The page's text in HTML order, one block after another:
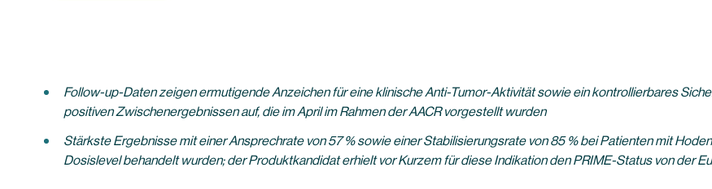
Follow-up-Daten zeigen ermutigende Anzeichen für eine klinische Anti-Tumor-Aktivität sowie ein kontrollierbares
positiven Zwischenergebnissen auf, die im April im Rahmen der AACR vorgestellt wurden
Stärkste Ergebnisse mit einer Ansprechrate von 57 % sowie einer Stabilisierungsrate von 85 % bei Patienten mit
Dosislevel behandelt wurden; der Produktkandidat erhielt vor Kurzem für diese Indikation den PRIME-Status von der